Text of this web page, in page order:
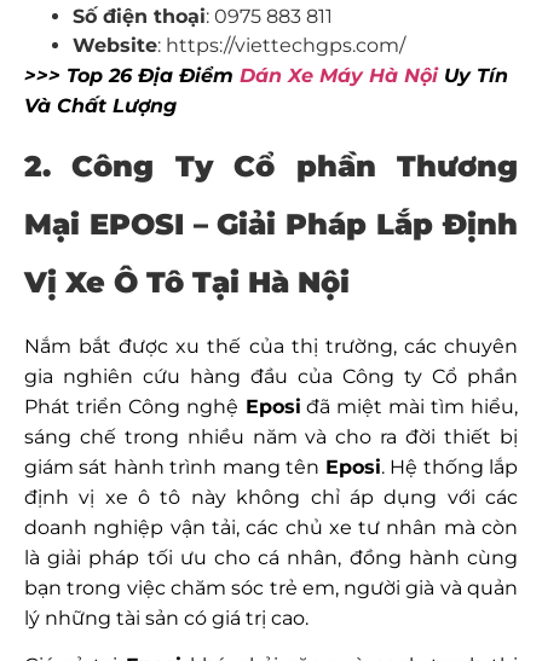
Số điện thoại: 0975 883 811
Website: https://viettechgps.com/
>>> Top 26 Địa Điểm Dán Xe Máy Hà NộiUy Tín
Và Chất Lượng
2. Công Ty Cổ phần Thương
Mại EPOSI – Giải Pháp Lắp Định
Vị Xe Ô Tô Tại Hà Nội
Nắm bắt được xu thế của thị trường, các chuyên
gia nghiên cứu hàng đầu của Công ty Cổ phần
Phát triển Công nghệ Eposi đã miệt mài tìm hiểu,
sáng chế trong nhiều năm và cho ra đời thiết bị
giám sát hành trình mang tên Eposi. Hệ thống lắp
định vị xe ô tô này không chỉ áp dụng với các
doanh nghiệp vận tải, các chủ xe tư nhân mà còn
là giải pháp tối ưu cho cá nhân, đồng hành cùng
bạn trong việc chăm sóc trẻ em, người già và quản
lý những tài sản có giá trị cao.